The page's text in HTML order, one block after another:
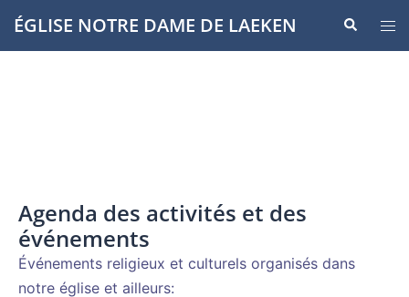
Aller
auÉGLISE NOTRE DAME DE LAEKEN
le
Agenda des activités et des
événements
Événements religieux et culturels organisés dans
notre église et ailleurs: